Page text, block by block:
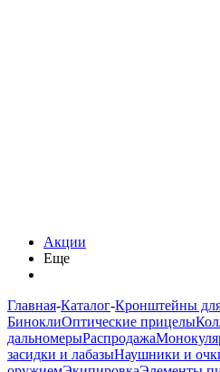
Акции
Еще
Главная-Каталог-Кронштейны
БиноклиОптические прицелы
дальномерыРаспродажа
засидки и лабазыНаушники и